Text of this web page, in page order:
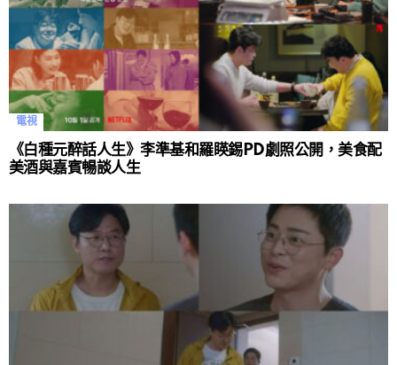
電視
《白種元醉話人生》李準基和羅䁐錫PD劇照公開，美食配
美酒與嘉賓暢談人生